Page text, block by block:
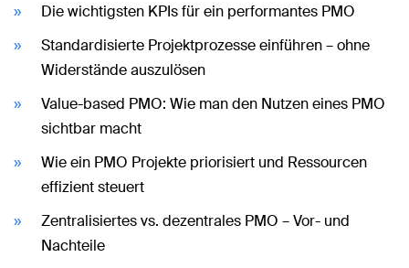
Die wichtigsten KPIs für ein performantes PMO
Standardisierte Projektprozesse einführen – ohne
Widerstände auszulösen
Value-based PMO: Wie man den Nutzen eines PMO
sichtbar macht
Wie ein PMO Projekte priorisiert und Ressourcen
effizient steuert
Zentralisiertes vs. dezentrales PMO – Vor- und
Nachteile